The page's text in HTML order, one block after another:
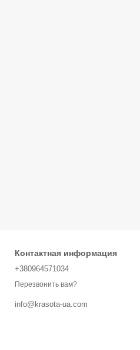
Контактная информация
+380964571034
Перезвонить вам?
info@krasota-ua.com